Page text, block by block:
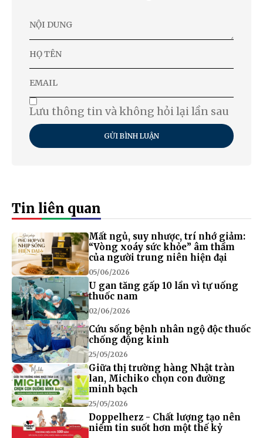
Lưu thông tin và không hỏi lại lần sau
GỬI BÌNH LUẬN
Tin liên quan
Mất ngủ, suy nhược, trí nhớ giảm:
“Vòng xoáy sức khỏe” âm thầm
của người trung niên hiện đại
05/06/2026
U gan tăng gấp 10 lần vì tự uống
thuốc nam
02/06/2026
Cứu sống bệnh nhân ngộ độc thuốc
chống động kinh
25/05/2026
Giữa thị trường hàng Nhật tràn
lan, Michiko chọn con đường
minh bạch
25/05/2026
Doppelherz - Chất lượng tạo nên
niềm tin suốt hơn một thế kỷ